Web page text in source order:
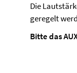
Die
geregelt
Bitte das